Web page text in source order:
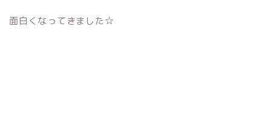
面白くなってきました☆